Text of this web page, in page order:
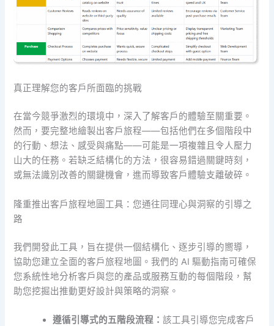
真正理解您的客戶所面臨的挑戰
在當今競爭激烈的環境中，深入了解客戶的體驗至關重要。
然而，要完整地繪製出客戶旅程——包括他們在多個階段中
的行動、想法、感受與痛點——可能是一項複雜且令人壓力
山大的任務。若缺乏結構化的方法，很容易錯過關鍵時刻，
或無法識別改善的關鍵機會，進而導致客戶體驗支離破碎。
隆重推出客戶旅程地圖工具：您通往同理心與洞察的引導之
路
我們開發此工具，旨在提供一個結構化、逐步引導的嚮導，
協助您建立全面的客戶旅程地圖。我們的 AI 驅動指南可確保
您系統性地分析客戶與您的產品或服務互動的每個階段，幫
助您挖掘出推動更好設計與策略的洞察。
遵循引導式的五階段流程：該工具引導您完成客戶